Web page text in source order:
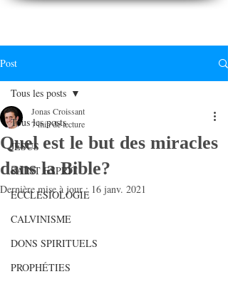
Post
Tous les posts
JESUS
SAINT ESPRIT
ECCLESIOLOGIE
CALVINISME
DONS SPIRITUELS
PROPHÉTIES
Tous les posts
Quel est le but des miracles
dans la Bible?
Jonas Croissant
7 min de lecture
Dernière mise à jour : 16 janv. 2021